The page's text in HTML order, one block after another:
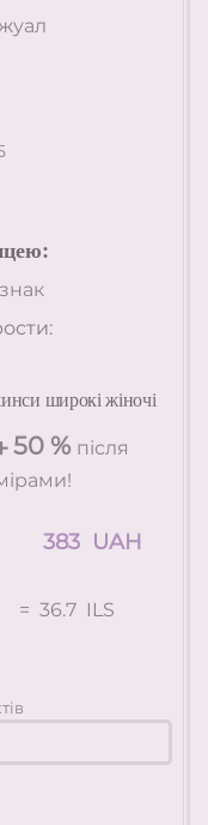
широкі жіночі
50 % після
383 UAH
= 36.7 ILS